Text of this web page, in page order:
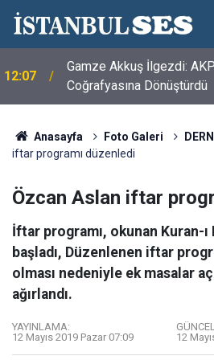
11:56
Adnan Demirci ve Nevaf
Sanayi Odası'nı Ziyaret Etti
Anasayfa Foto Galeri
iftar programı düzenledi
Özcan Aslan iftar
İftar programı, okunan Kuran-
başladı, Düzenlenen iftar
olması nedeniyle ek masalar
ağırlandı.
YAYINLAMA:
12 Mayıs 2019 Pazar 07:09
12